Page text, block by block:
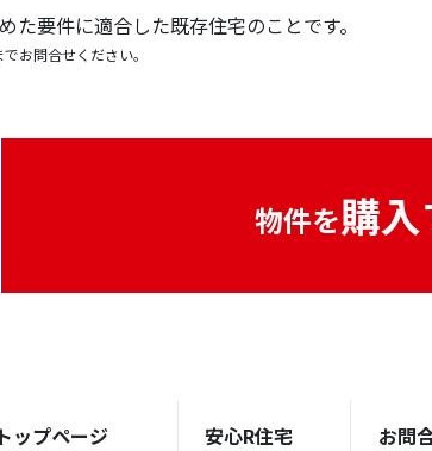
要件に適合した既存住宅のことです。
お問合せください。
物件を購
トップページ 安心R住宅 お問